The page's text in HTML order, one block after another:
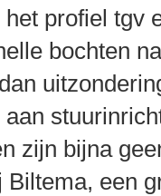
het profiel tgv
bochten
aan
zijn bijna
Biltema, een